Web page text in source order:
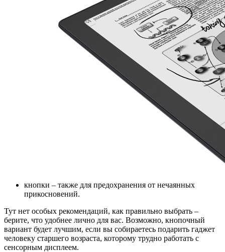
кнопки – также для предохранения от нечаянных
прикосновений.
Тут нет особых рекомендаций, как правильно выбрать –
берите, что удобнее лично для вас. Возможно, кнопочный
вариант будет лучшим, если вы собираетесь подарить гаджет
человеку старшего возраста, которому трудно работать с
сенсорным дисплеем.